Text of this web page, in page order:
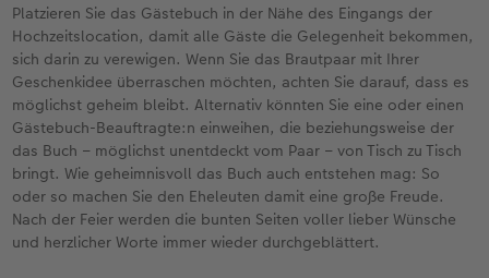
Platzieren Sie das Gästebuch in der Nähe des Eingangs der
Hochzeitslocation, damit alle Gäste die Gelegenheit bekommen,
sich darin zu verewigen. Wenn Sie das Brautpaar mit Ihrer
Geschenkidee überraschen möchten, achten Sie darauf, dass es
möglichst geheim bleibt. Alternativ könnten Sie eine oder einen
Gästebuch-Beauftragte:n einweihen, die beziehungsweise der
das Buch – möglichst unentdeckt vom Paar – von Tisch zu Tisch
bringt. Wie geheimnisvoll das Buch auch entstehen mag: So
oder so machen Sie den Eheleuten damit eine große Freude.
Nach der Feier werden die bunten Seiten voller lieber Wünsche
und herzlicher Worte immer wieder durchgeblättert.